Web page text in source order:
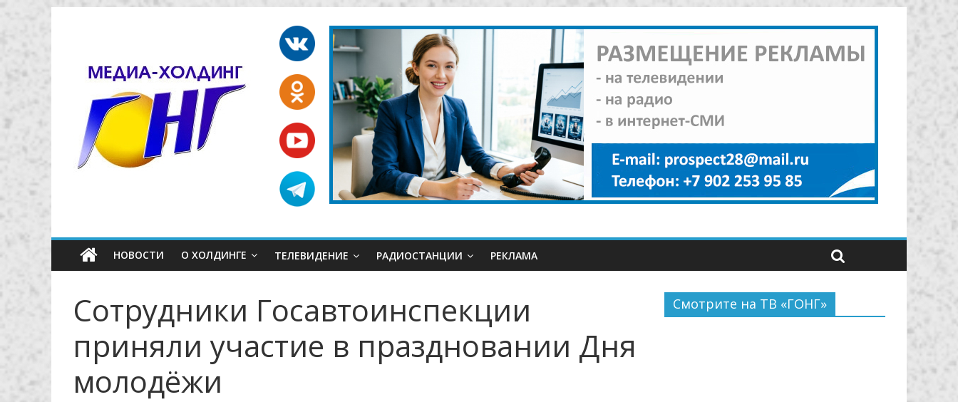
НОВОСТИ О ХОЛДИНГЕ ТЕЛЕВИДЕНИЕ РАДИОСТАНЦИИ РЕКЛАМА
Сотрудники Госавтоинспекции
приняли участие в праздновании Дня
молодёжи
Смотрите на ТВ «ГОНГ»